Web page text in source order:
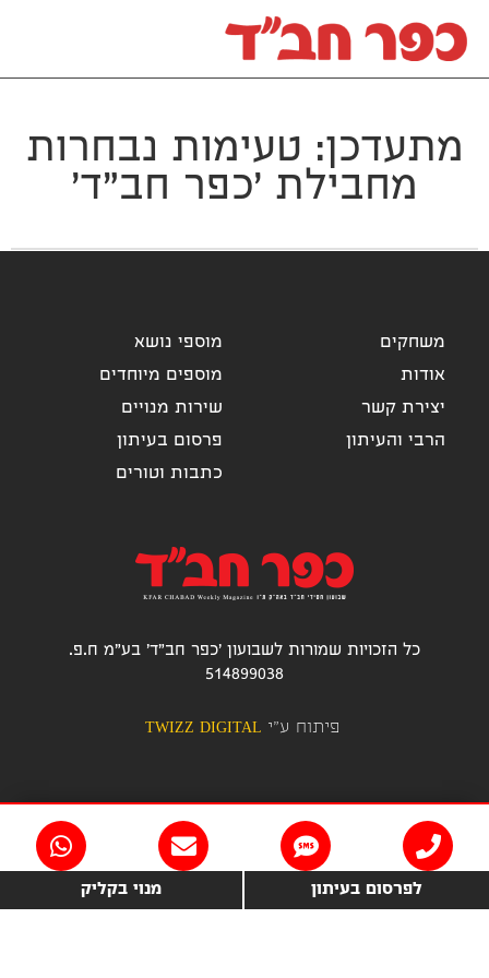
מתעדכן: טעימות נבחרות
מחבילת 'כפר חב"ד'
כל הזכויות שמורות לשבועון 'כפר חב"ד' בע"מ ח.פ.
514899038
פיתוח ע"י TWIZZ DIGITAL
מוספי נושא
מוספים מיוחדים
שירות מנויים
פרסום בעיתון
כתבות וטורים
משחקים
אודות
יצירת קשר
הרבי והעיתון
לפרסום בעיתון מנוי בקליק